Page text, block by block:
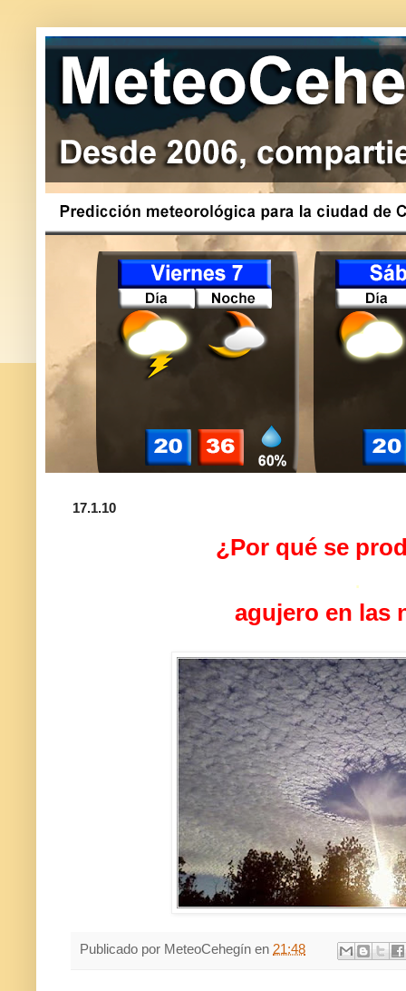
17.1.10
¿Por qué se
.
agujero en las
Publicado por MeteoCehegín en 21:48